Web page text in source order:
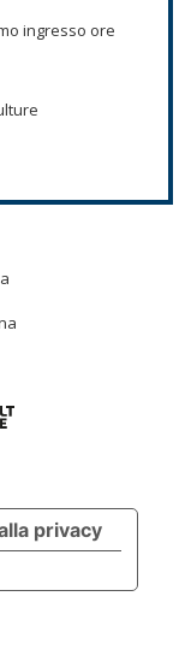
ingresso ore
privacy